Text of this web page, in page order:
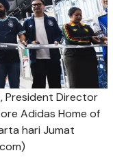
President Director
Adidas Home of
hari Jumat